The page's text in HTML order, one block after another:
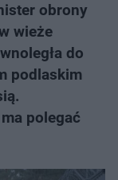
obrony
wieże
do
podlaskim
polegać